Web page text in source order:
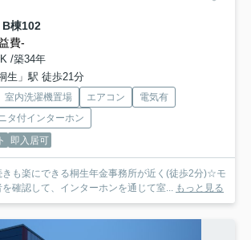
棟102
費-
/築34年
生」駅 徒歩21分
室内洗濯機置場 エアコン
電気有
タ付インターホン
即入居可
も楽にできる桐生年金事務所が近く(徒歩2分)☆モ
確認して、インターホンを通じて室...
もっと見る